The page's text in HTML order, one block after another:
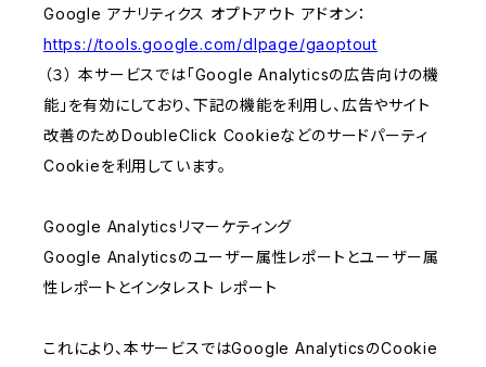
Google アナリティクス オプトアウト アドオン：
https://tools.google.com/dlpage/gaoptout
（３） 本サービスでは「Google Analyticsの広告向けの機
能」を有効にしており、下記の機能を利用し、広告やサイト
改善のためDoubleClick Cookieなどのサードパーティ
Cookieを利用しています。
Google Analyticsリマーケティング
Google Analyticsのユーザー属性レポートとユーザー属
性レポートとインタレスト レポート
これにより、本サービスではGoogle AnalyticsのCookie